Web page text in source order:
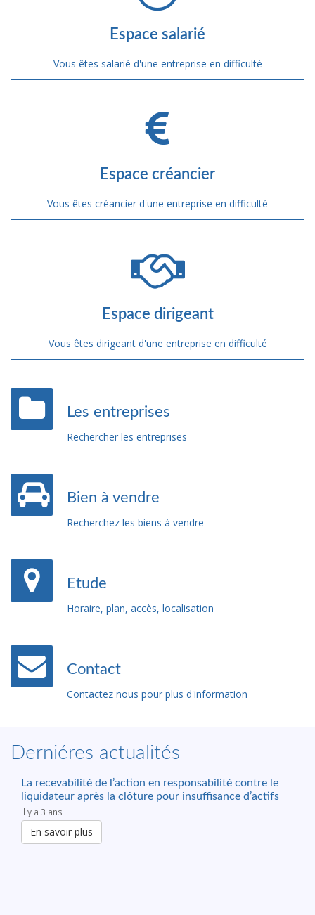
Espace salarié
Vous êtes salarié d'une entreprise en difficulté
Espace créancier
Vous êtes créancier d'une entreprise en difficulté
Espace dirigeant
Vous êtes dirigeant d'une entreprise en difficulté
Les entreprises
Rechercher les entreprises
Bien à vendre
Recherchez les biens à vendre
Etude
Horaire, plan, accès, localisation
Contact
Contactez nous pour plus d'information
Derniéres actualités
La recevabilité de l’action en responsabilité contre le
liquidateur après la clôture pour insuffisance d’actifs
il y a 3 ans
En savoir plus